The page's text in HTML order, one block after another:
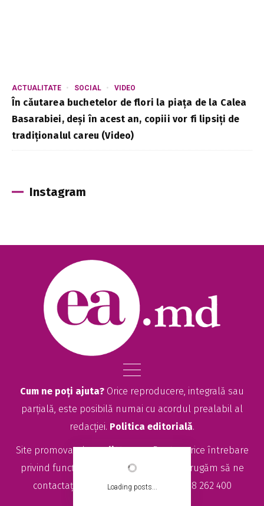
Loading posts...
ACTUALITATE SOCIAL VIDEO
În căutarea buchetelor de flori la piața de la Calea
Basarabiei, deși în acest an, copiii vor fi lipsiți de
tradiționalul careu (Video)
Instagram
Cum ne poți ajuta? Orice reproducere, integrală sau
parțială, este posibilă numai cu acordul prealabil al
redacției. Politica editorială.
Site promovat deseolitte.com. Pentru orice întrebare
privind funcționarea site-ului EA.md, vă rugăm să ne
contactați la
sales@ea.mdsau +373 78 262 400